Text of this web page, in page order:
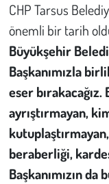
CHP Tarsus
önemli bir tarih
Büyükşehir
Başkanımızla
eser
ayrıştırmayan,
beraberliği,
Başkanımızın